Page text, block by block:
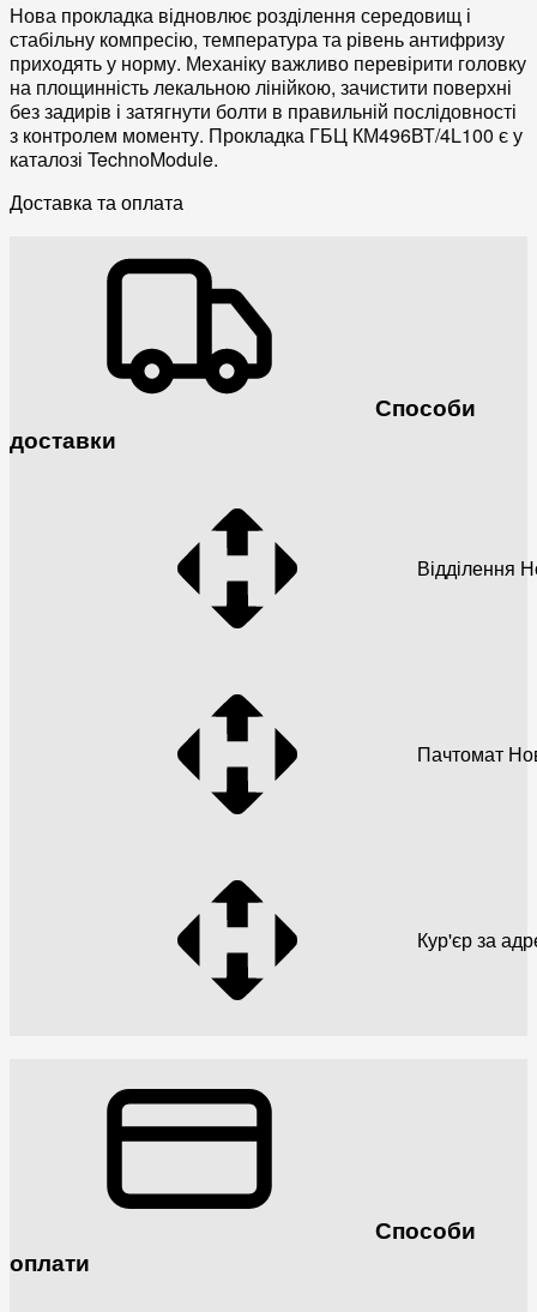
Нова прокладка відновлює розділення середовищ і
стабільну компресію, температура та рівень антифризу
приходять у норму. Механіку важливо перевірити головку
на площинність лекальною лінійкою, зачистити поверхні
без задирів і затягнути болти в правильній послідовності
з контролем моменту. Прокладка ГБЦ КМ496ВТ/4L100 є у
каталозі TechnoModule.
Доставка та оплата
Способи
доставки
Відділення
Пачтомат
Кур'єр за
Способи
оплати